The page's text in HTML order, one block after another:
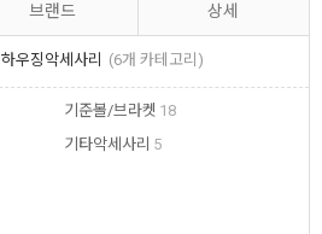
하우징악세사리 (6개 카테고리)
기준볼/브라켓 18
기타악세사리 5
브랜드 상세